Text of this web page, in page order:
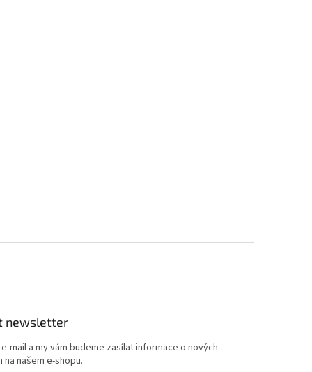
newsletter
mail a my vám budeme zasílat informace o nových
našem e-shopu.